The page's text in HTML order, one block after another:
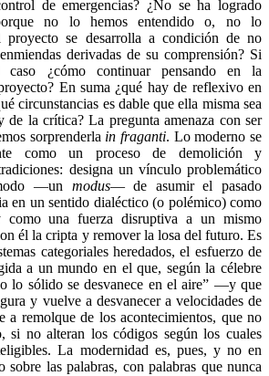
de emergencias? ¿No se ha logrado
no lo hemos entendido o, no lo
proyecto se desarrolla a condición de no
derivadas de su comprensión? Si
¿cómo continuar pensando en la
En suma ¿qué hay de reflexivo en
circunstancias es dable que ella misma sea
la crítica? La pregunta amenaza con ser
sorprenderla in fraganti. Lo moderno se
como un proceso de demolición y
designa un vínculo problemático
—un modus— de asumir el pasado
en un sentido dialéctico (o polémico) como
como una fuerza disruptiva a un mismo
él la cripta y remover la losa del futuro. Es
categoriales heredados, el esfuerzo de
a un mundo en el que, según la célebre
lo sólido se desvanece en el aire” —y que
y vuelve a desvanecer a velocidades de
a remolque de los acontecimientos, que no
si no alteran los códigos según los cuales
La modernidad es, pues, y no en
las palabras, con palabras que nunca